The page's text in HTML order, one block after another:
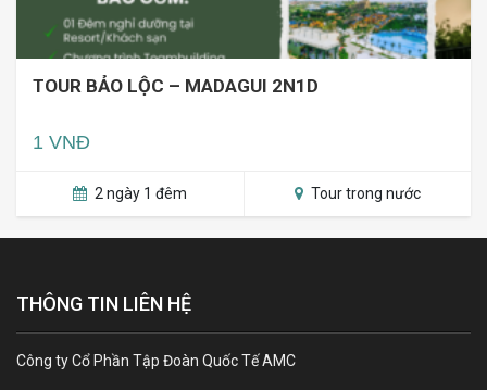
TOUR BẢO LỘC – MADAGUI 2N1D
1 VNĐ
2 ngày 1 đêm Tour trong nước
THÔNG TIN LIÊN HỆ
Công ty Cổ Phần Tập Đoàn Quốc Tế AMC